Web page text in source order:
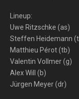
Lineup:
Uwe Ritzschke (as)
Steffen Heidemann
Matthieu Pérot (tb)
Valentin Vollmer (g)
Alex Will (b)
Jürgen Meyer (dr)